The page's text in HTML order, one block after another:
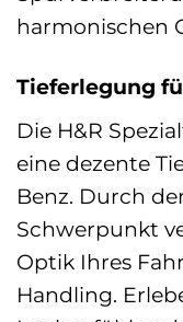
harmonischen
Tieferlegung
Die H&R
eine dezente
Benz. Durch
Schwerpunkt
Optik Ihres
Handling.